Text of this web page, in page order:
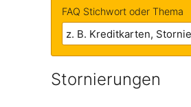
FAQ Stichwort oder Thema
Stornierungen